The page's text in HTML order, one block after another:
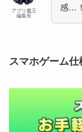
アプリ魔王
編集長
感…！
スマホゲーム